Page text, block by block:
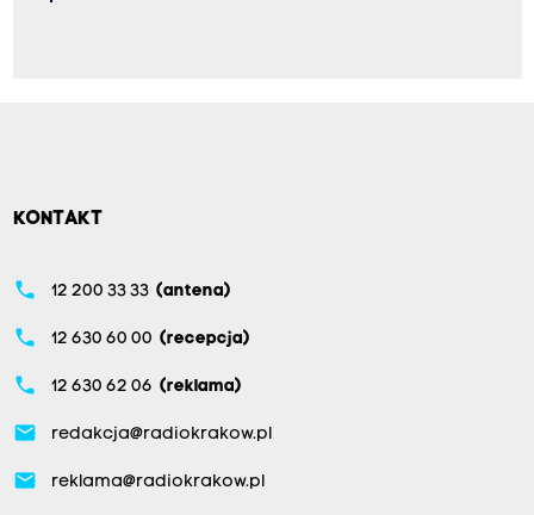
KONTAKT
phone 12 200 33 33 (antena)
phone 12 630 60 00 (recepcja)
phone 12 630 62 06 (reklama)
email redakcja@radiokrakow.pl
email reklama@radiokrakow.pl